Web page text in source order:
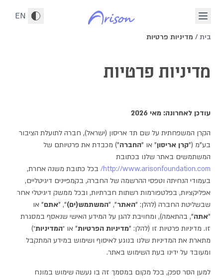
EN
בית / מדיניות פרטיות
מדיניות פרטיות
עודכן לאחרונה: מאי 2026
הקרן המשפחתית על שם תד אריסון (ישראל), חברה לתועלת הציבור
בע"מ ("קרן אריסון" או "החברה") מכבדת את פרטיותם של
המשתמשים באתר שלנו בכתובת
http://www.arisonfoundation.com/ בכל כתובת משנה אחרת,
בעמודי הנחיתה וטפסי ההרשמה של החברה, בקמפיינים דיגיטליים,
אפליקציות, בפלטפורמות רשתות חברתיות, ובכל ממשק דיגיטלי אחר
שבשליטת החברה (להלן: "האתר", "המשתמש(ים)", "אתם" או
"אתה", בהתאמה), ומחויבת להגן על המידע האישי שנאסף במסגרת
זו. מדיניות פרטיות זו (להלן: "מדיניות הפרטיות" או ״המדיניות״)
מתארת את המדיניות שלנו בנוגע לאיסוף ושימוש במידע המתקבל
ומעובד על ידינו בעת השימוש באתר.
למען הסר ספק, בכל מקום במסמך זה בו נעשה שימוש במונח